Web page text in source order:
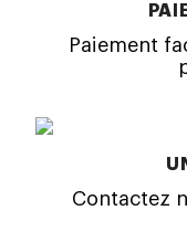
Paiement
Contactez